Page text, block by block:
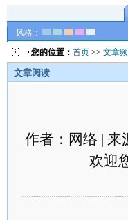
风格：
您的位置： 首页 >> 文章
文章阅读
作者：网络 |
欢迎